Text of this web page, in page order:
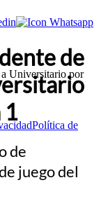
Universitario por
Política de
de
1
de
juego del